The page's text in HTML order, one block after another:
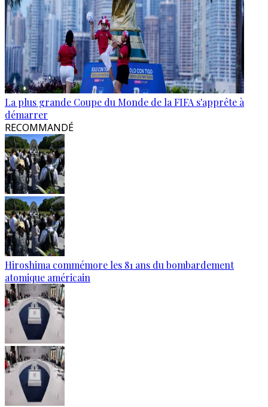
La plus grande Coupe du Monde de la FIFA s'apprête à
démarrer
RECOMMANDÉ
Hiroshima commémore les 81 ans du bombardement
atomique américain